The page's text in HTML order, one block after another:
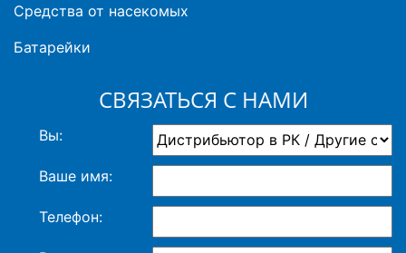
Средства от насекомых
Батарейки
СВЯЗАТЬСЯ С НАМИ
Вы:
Ваше имя:
Телефон: